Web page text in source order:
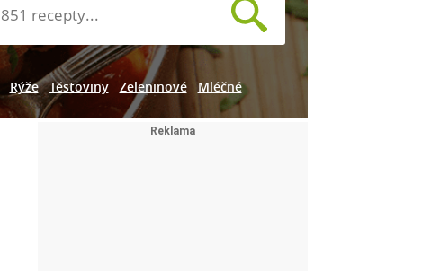
Rýže Těstoviny Zeleninové Mléčné